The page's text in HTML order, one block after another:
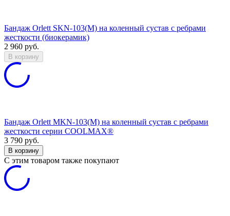
Бандаж Orlett SKN-103(M) на коленный сустав с ребрами
жесткости (биокерамик)
2 960 руб.
В корзину
Бандаж Orlett MKN-103(M) на коленный сустав с ребрами
жесткости серии COOLMAX®
3 790 руб.
В корзину
C этим товаром также покупают